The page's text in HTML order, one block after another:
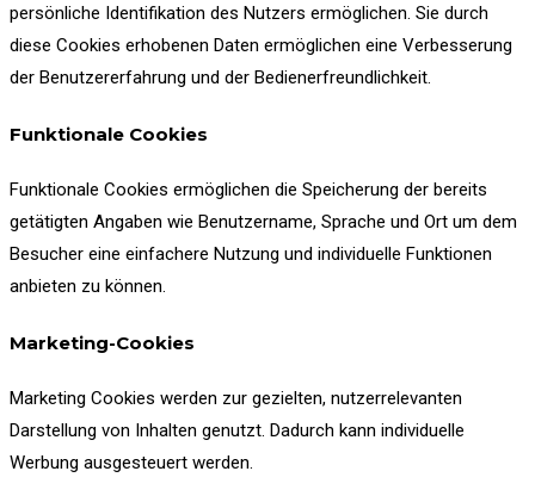
persönliche Identifikation des Nutzers ermöglichen. Sie durch
diese Cookies erhobenen Daten ermöglichen eine Verbesserung
der Benutzererfahrung und der Bedienerfreundlichkeit.
Funktionale Cookies
Funktionale Cookies ermöglichen die Speicherung der bereits
getätigten Angaben wie Benutzername, Sprache und Ort um dem
Besucher eine einfachere Nutzung und individuelle Funktionen
anbieten zu können.
Marketing-Cookies
Marketing Cookies werden zur gezielten, nutzerrelevanten
Darstellung von Inhalten genutzt. Dadurch kann individuelle
Werbung ausgesteuert werden.